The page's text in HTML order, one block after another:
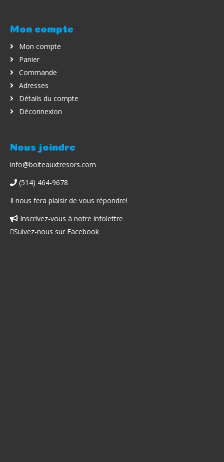
Mon compte
Mon compte
Panier
Commande
Adresses
Détails du compte
Déconnexion
Nous joindre
info@boiteauxtresors.com
(514) 464-9678
Il nous fera plaisir de vous répondre!
Inscrivez-vous à notre infolettre
Facebook
Suivez-nous sur Facebook